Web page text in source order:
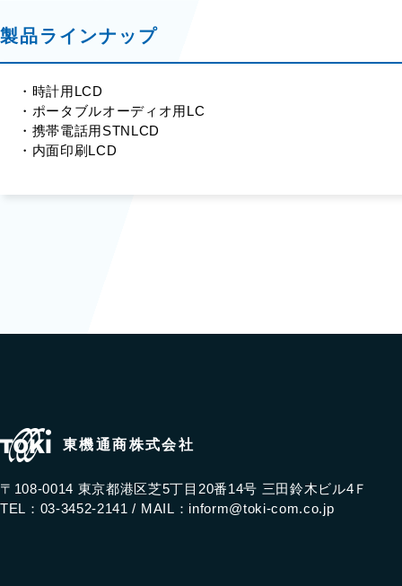
製品ラインナップ
・時計用LCD
・ポータブルオーディオ用LC
・携帯電話用STNLCD
・内面印刷LCD
東機通商株式会社
〒108-0014 東京都港区芝5丁目20番14号 三田鈴木ビル4Ｆ
TEL：03-3452-2141 / MAIL： inform@toki-com.co.jp